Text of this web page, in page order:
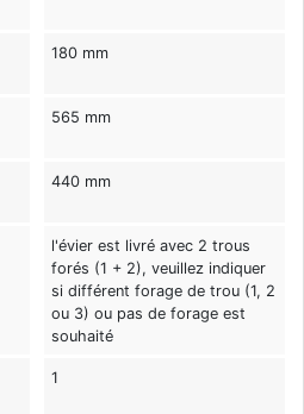
180 mm
565 mm
440 mm
l'évier est livré avec 2 trous
forés (1 + 2), veuillez indiquer
si différent forage de trou (1, 2
ou 3) ou pas de forage est
souhaité
1